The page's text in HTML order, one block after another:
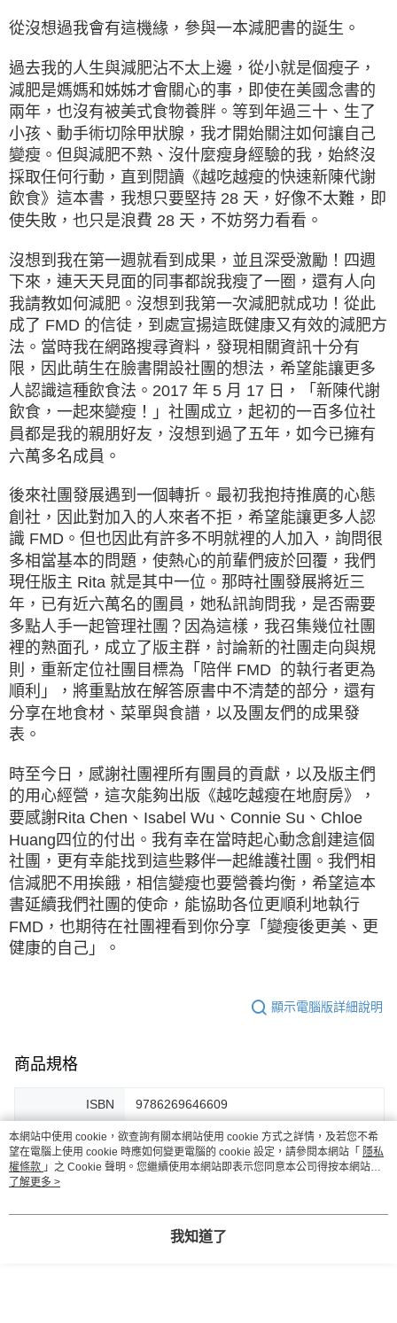
從沒想過我會有這機緣，參與一本減肥書的誕生。
過去我的人生與減肥沾不太上邊，從小就是個瘦子，
減肥是媽媽和姊姊才會關心的事，即使在美國念書的
兩年，也沒有被美式食物養胖。等到年過三十、生了
小孩、動手術切除甲狀腺，我才開始關注如何讓自己
變瘦。但與減肥不熟、沒什麼瘦身經驗的我，始終沒
採取任何行動，直到閱讀《越吃越瘦的快速新陳代謝
飲食》這本書，我想只要堅持 28 天，好像不太難，即
使失敗，也只是浪費 28 天，不妨努力看看。
沒想到我在第一週就看到成果，並且深受激勵！四週
下來，連天天見面的同事都說我瘦了一圈，還有人向
我請教如何減肥。沒想到我第一次減肥就成功！從此
成了 FMD 的信徒，到處宣揚這既健康又有效的減肥方
法。當時我在網路搜尋資料，發現相關資訊十分有
限，因此萌生在臉書開設社團的想法，希望能讓更多
人認識這種飲食法。2017 年 5 月 17 日，「新陳代謝
飲食，一起來變瘦！」社團成立，起初的一百多位社
員都是我的親朋好友，沒想到過了五年，如今已擁有
六萬多名成員。
後來社團發展遇到一個轉折。最初我抱持推廣的心態
創社，因此對加入的人來者不拒，希望能讓更多人認
識 FMD。但也因此有許多不明就裡的人加入，詢問很
多相當基本的問題，使熱心的前輩們疲於回覆，我們
現任版主 Rita 就是其中一位。那時社團發展將近三
年，已有近六萬名的團員，她私訊詢問我，是否需要
多點人手一起管理社團？因為這樣，我召集幾位社團
裡的熟面孔，成立了版主群，討論新的社團走向與規
則，重新定位社團目標為「陪伴 FMD 的執行者更為
順利」，將重點放在解答原書中不清楚的部分，還有
分享在地食材、菜單與食譜，以及團友們的成果發
表。
時至今日，感謝社團裡所有團員的貢獻，以及版主們
的用心經營，這次能夠出版《越吃越瘦在地廚房》，
要感謝Rita Chen、Isabel Wu、Connie Su、Chloe
Huang四位的付出。我有幸在當時起心動念創建這個
社團，更有幸能找到這些夥伴一起維護社團。我們相
信減肥不用挨餓，相信變瘦也要營養均衡，希望這本
書延續我們社團的使命，能協助各位更順利地執行
FMD，也期待在社團裡看到你分享「變瘦後更美、更
健康的自己」。
顯示電腦版詳細說明
商品規格
ISBN 9786269646609
出版日期 2022年8月31日
頁數 240頁
本網站中使用 cookie，欲查詢有關本網站使用 cookie 方式之詳情，及若您不希
望在電腦上使用 cookie 時應如何變更電腦的 cookie 設定，請參閱本網站「 隱私
權條款 」之 Cookie 聲明。您繼續使用本網站即表示您同意本公司得按本網站使
用條款之 Cookie 聲明使用 cookie。
了解更多 >
我知道了